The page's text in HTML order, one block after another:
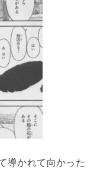
導かれて向かった